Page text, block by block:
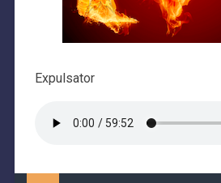
Expulsator